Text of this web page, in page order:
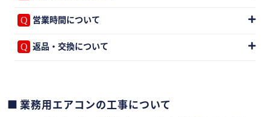
営業時間について
返品・交換について
業務用エアコンの工事について